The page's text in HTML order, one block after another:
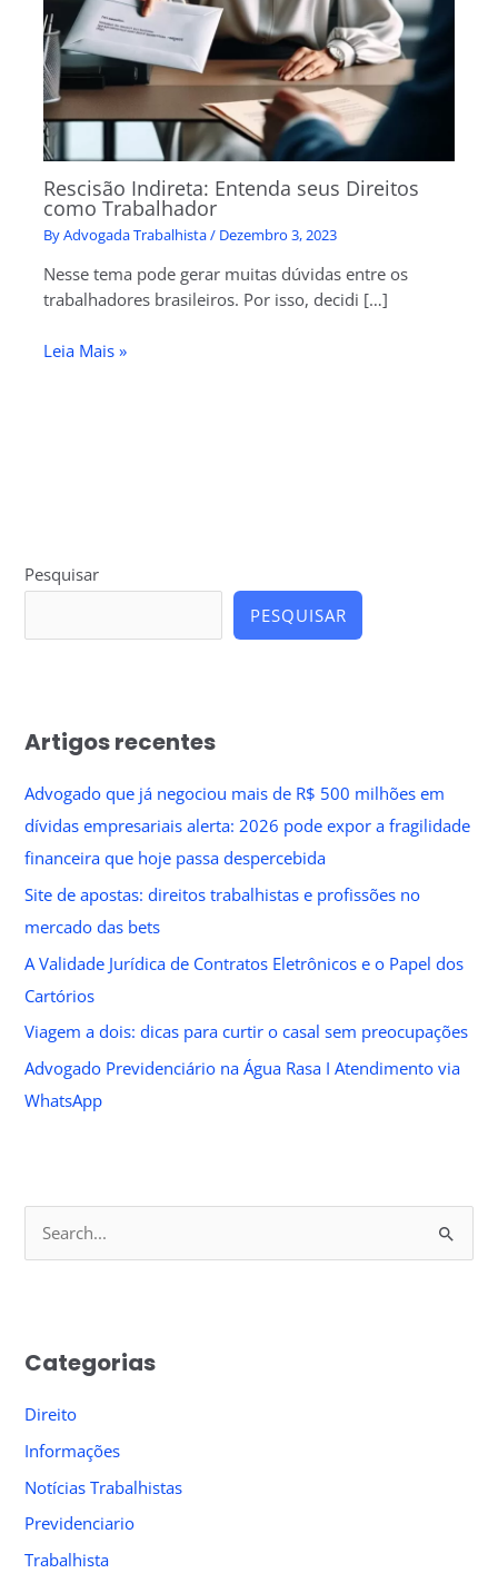
Rescisão Indireta: Entenda seus Direitos
como Trabalhador
ByAdvogada Trabalhista/ Dezembro 3, 2023
Nesse tema pode gerar muitas dúvidas entre os
trabalhadores brasileiros. Por isso, decidi […]
Leia Mais »
Pesquisar
PESQUISAR
Artigos recentes
Advogado que já negociou mais de R$ 500 milhões em
dívidas empresariais alerta: 2026 pode expor a fragilidade
financeira que hoje passa despercebida
Site de apostas: direitos trabalhistas e profissões no
mercado das bets
A Validade Jurídica de Contratos Eletrônicos e o Papel dos
Cartórios
Viagem a dois: dicas para curtir o casal sem preocupações
Advogado Previdenciário na Água Rasa I Atendimento via
WhatsApp
c
o
r
:
Categorias
Direito
Informações
Notícias Trabalhistas
Previdenciario
Trabalhista